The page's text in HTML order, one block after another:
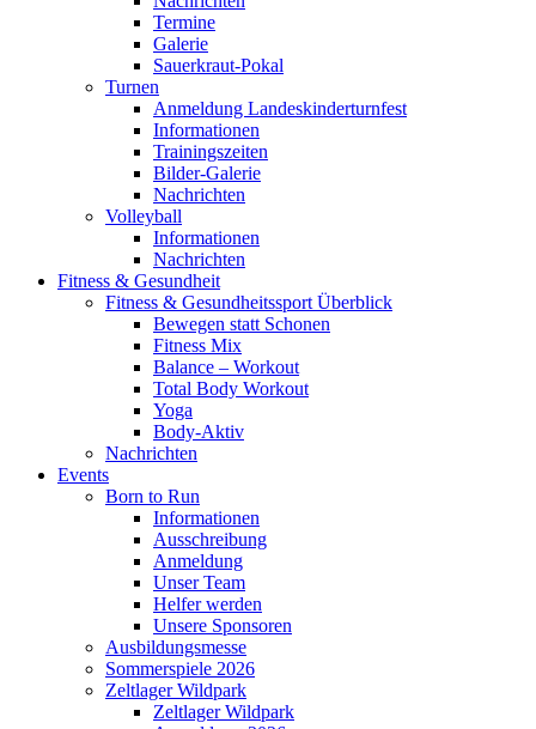
Termine
Galerie
Sauerkraut-Pokal
Turnen
Anmeldung Landeskinderturnfest
Informationen
Trainingszeiten
Bilder-Galerie
Nachrichten
Volleyball
Informationen
Nachrichten
Fitness & Gesundheit
Fitness & Gesundheitssport Überblick
Bewegen statt Schonen
Fitness Mix
Balance – Workout
Total Body Workout
Yoga
Body-Aktiv
Nachrichten
Events
Born to Run
Informationen
Ausschreibung
Anmeldung
Unser Team
Helfer werden
Unsere Sponsoren
Ausbildungsmesse
Sommerspiele 2026
Zeltlager Wildpark
Zeltlager Wildpark